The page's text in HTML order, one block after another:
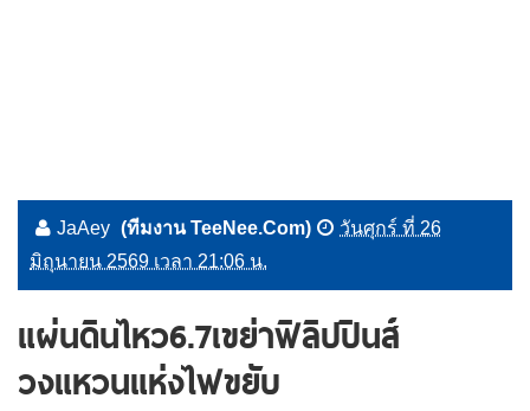
JaAey (ทีมงาน TeeNee.Com)
วันศุกร์ ที่ 26
มิถุนายน 2569 เวลา 21:06 น.
แผ่นดินไหว6.7เขย่าฟิลิปปินส์
วงแหวนแห่งไฟขยับ